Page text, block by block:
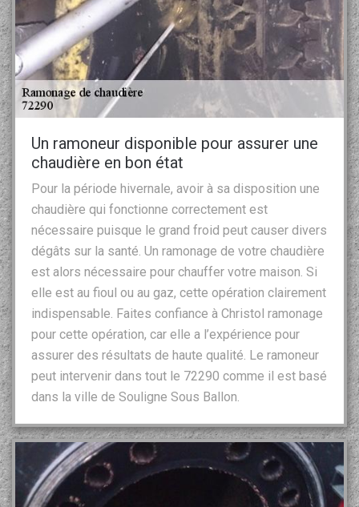
Un ramoneur disponible pour assurer une
chaudière en bon état
Pour la période hivernale, avoir à sa disposition une
chaudière qui fonctionne correctement est
nécessaire puisque le grand froid peut causer divers
dégâts sur la santé. Un ramonage de votre chaudière
est alors nécessaire pour chauffer votre maison. Si
elle est au fioul ou au gaz, cette opération clairement
indispensable. Faites confiance à Christol ramonage
pour cette opération, car elle a l’expérience pour
assurer des résultats de haute qualité. Le ramoneur
peut intervenir dans tout le 72290 comme il est basé
dans la ville de Souligne Sous Ballon.